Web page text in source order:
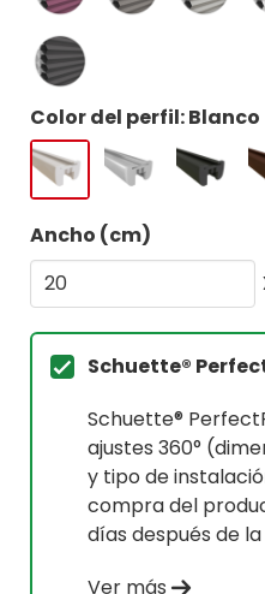
Color del perfil: Blanco
Ancho (cm)
Schuette®
Schuette®
ajustes 360°
y tipo de
compra del
días después de
Ver más